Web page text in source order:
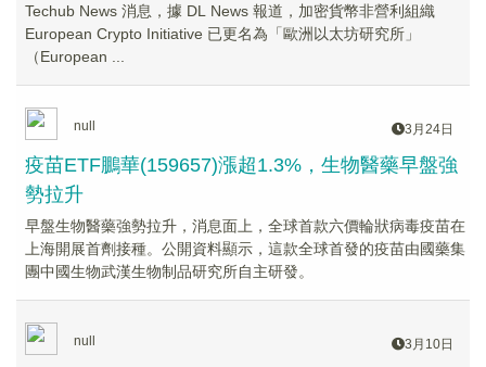
Techub News 消息，據 DL News 報道，加密貨幣非營利組織
European Crypto Initiative 已更名為「歐洲以太坊研究所」
（European ...
null 3月24日
疫苗ETF鵬華(159657)漲超1.3%，生物醫藥早盤強
勢拉升
早盤生物醫藥強勢拉升，消息面上，全球首款六價輪狀病毒疫苗在
上海開展首劑接種。公開資料顯示，這款全球首發的疫苗由國藥集
團中國生物武漢生物制品研究所自主研發。
null 3月10日